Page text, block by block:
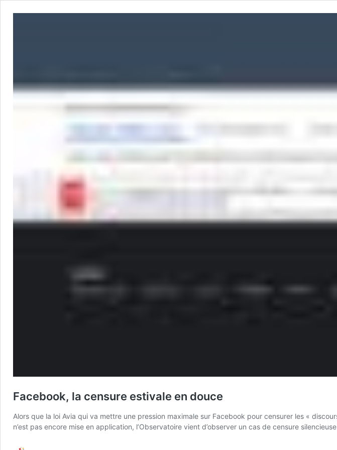
Facebook, la censure estivale en douce
Alors que la loi Avia qui va mettre une pression maximale sur Facebook pour censurer les «
n’est pas encore mise en application, l’Observatoire vient d’observer un cas de censure